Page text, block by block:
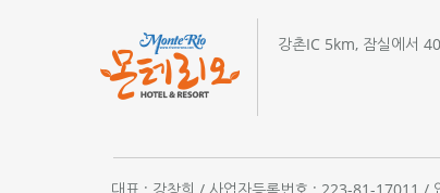
강촌IC 5km, 잠실에서